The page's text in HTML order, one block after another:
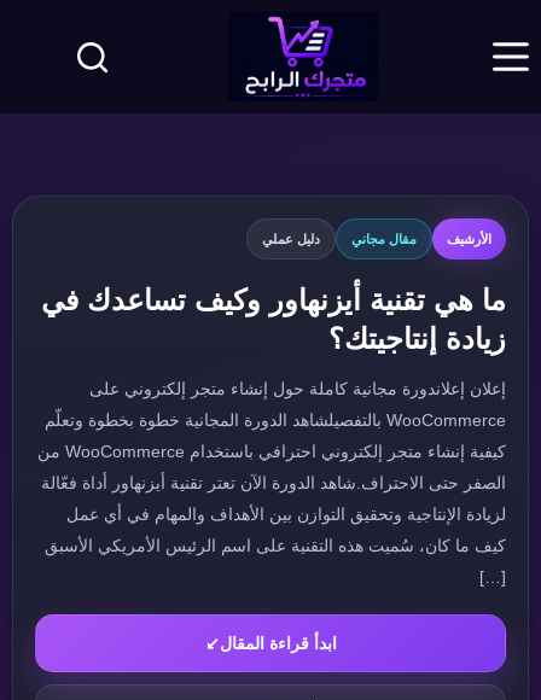
المحتوى
الأرشيف مقال مجاني دليل عملي
ما هي تقنية أيزنهاور وكيف تساعدك في
زيادة إنتاجيتك؟
إعلان إعلاندورة مجانية كاملة حول إنشاء متجر إلكتروني على
WooCommerce بالتفصيلشاهد الدورة المجانية خطوة بخطوة وتعلّم
كيفية إنشاء متجر إلكتروني احترافي باستخدام WooCommerce من
الصفر حتى الاحتراف.شاهد الدورة الآن تعتر تقنية أيزنهاور أداة فعّالة
لزيادة الإنتاجية وتحقيق التوازن بين الأهداف والمهام في أي عمل
كيف ما كان، سُميت هذه التقنية على اسم الرئيس الأمريكي الأسبق
[…]
ابدأ قراءة المقال↙